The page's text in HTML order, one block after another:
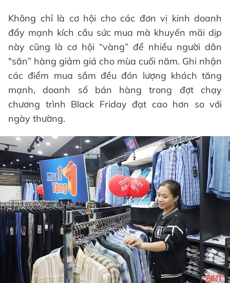
Không chỉ là cơ hội cho các đơn vị kinh doanh
đẩy mạnh kích cầu sức mua mà khuyến mãi dịp
này cũng là cơ hội “vàng” để nhiều người dân
"săn” hàng giảm giá cho mùa cuối năm. Ghi nhận
các điểm mua sắm đều đón lượng khách tăng
mạnh, doanh số bán hàng trong đợt chạy
chương trình Black Friday đạt cao hơn so với
ngày thường.